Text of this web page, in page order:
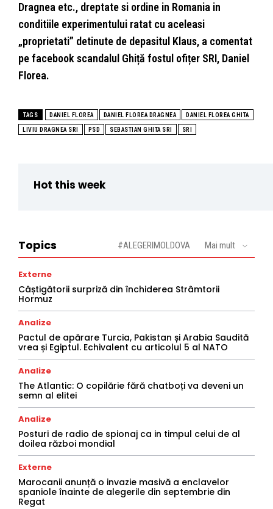
Dragnea etc., dreptate si ordine in Romania in
conditiile experimentului ratat cu aceleasi
„proprietati” detinute de depasitul Klaus, a comentat
pe facebook scandalul Ghiță fostul ofițer SRI, Daniel
Florea.
TAGS DANIEL FLOREA DANIEL FLOREA DRAGNEA DANIEL FLOREA GHITA
LIVIU DRAGNEA SRI PSD SEBASTIAN GHITA SRI SRI
Hot this week
Topics #ALEGERIMOLDOVA Mai mult
Externe
Câștigătorii surpriză din închiderea Strâmtorii
Hormuz
Analize
Pactul de apărare Turcia, Pakistan și Arabia Saudită
vrea și Egiptul. Echivalent cu articolul 5 al NATO
Analize
The Atlantic: O copilărie fără chatboți va deveni un
semn al elitei
Analize
Posturi de radio de spionaj ca in timpul celui de al
doilea război mondial
Externe
Marocanii anunță o invazie masivă a enclavelor
spaniole înainte de alegerile din septembrie din
Regat